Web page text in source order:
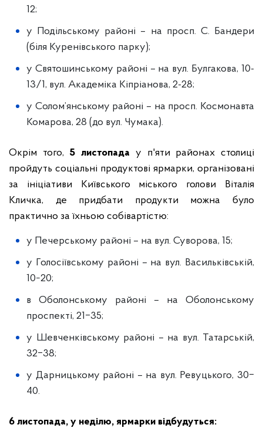
12;
у Подільському районі – на просп. С. Бандери
(біля Куренівського парку);
у Святошинському районі – на вул. Булгакова, 10-
13/1, вул. Академіка Кіпріанова, 2-28;
у Солом’янському районі – на просп. Космонавта
Комарова, 28 (до вул. Чумака).
Окрім того, 5 листопада у п'яти районах столиці
пройдуть соціальні продуктові ярмарки, організовані
за ініціативи Київського міського голови Віталія
Кличка, де придбати продукти можна було
практично за їхньою собівартістю:
у Печерському районі – на вул. Суворова, 15;
у Голосіївському районі – на вул. Васильківській,
10−20;
в Оболонському районі – на Оболонському
проспекті, 21‒35;
у Шевченківському районі – на вул. Татарській,
32‒38;
у Дарницькому районі – на вул. Ревуцького, 30‒
40.
6 листопада, у неділю, ярмарки відбудуться: